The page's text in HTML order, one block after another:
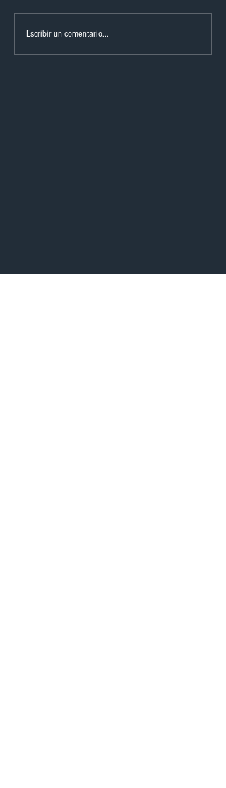
Escribir un comentario...